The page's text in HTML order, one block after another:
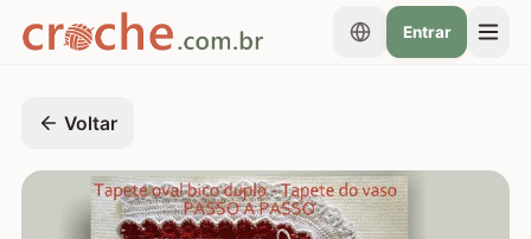
Entrar
Voltar